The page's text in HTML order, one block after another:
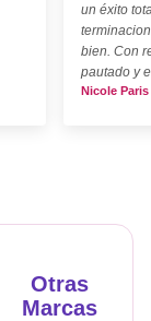
un éxito
bien. Con
pautado y
Nicole Paris
Otras
Marcas